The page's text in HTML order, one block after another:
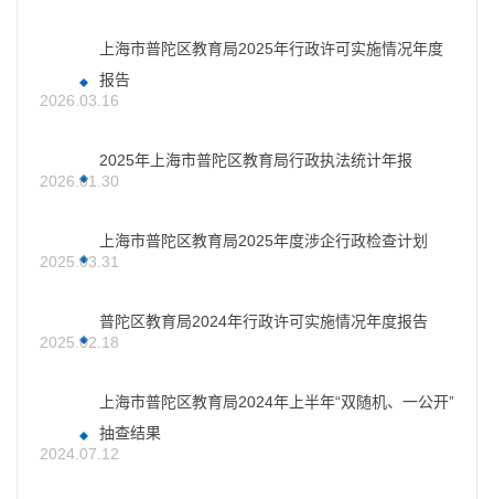
上海市普陀区教育局2025年行政许可实施情况年度
报告
2026.03.16
2025年上海市普陀区教育局行政执法统计年报
2026.01.30
上海市普陀区教育局2025年度涉企行政检查计划
2025.03.31
普陀区教育局2024年行政许可实施情况年度报告
2025.02.18
上海市普陀区教育局2024年上半年“双随机、一公开”
抽查结果
2024.07.12